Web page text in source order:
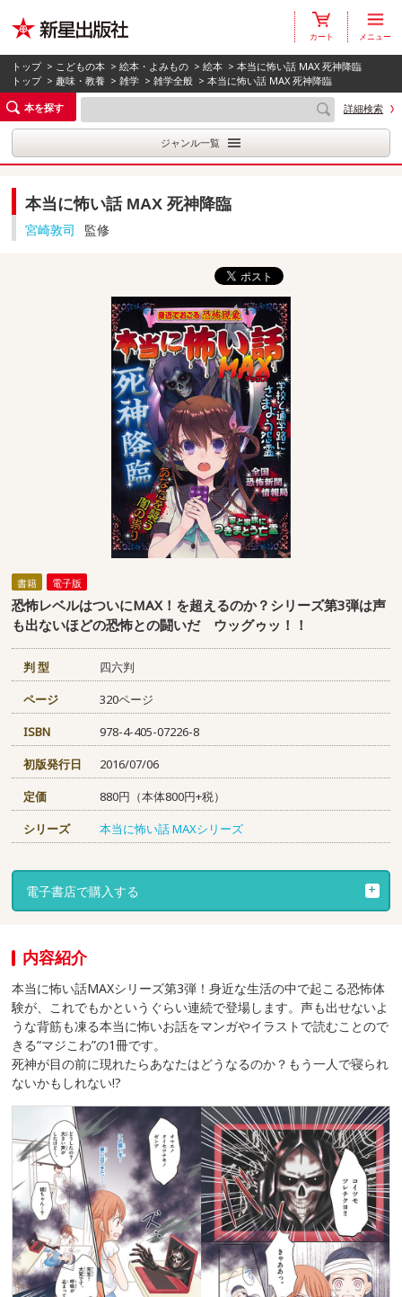
カート メニュー
トップ > こどもの本 >絵本・よみもの >絵本 > 本当に怖い話 MAX 死神降臨
トップ >趣味・教養 >雑学 >雑学全般 > 本当に怖い話 MAX 死神降臨
本を探す
詳細検索
ジャンル一覧
本当に怖い話 MAX 死神降臨
宮崎敦司 監修
書籍 電子版
恐怖レベルはついにMAX！を超えるのか？シリーズ第3弾は声
も出ないほどの恐怖との闘いだ ウッグゥッ！！
判 型
四六判
ページ
320ページ
ISBN
978-4-405-07226-8
初版発行日
2016/07/06
定価
880円（本体800円+税）
シリーズ
本当に怖い話 MAXシリーズ
電子書店で購入する
内容紹介
本当に怖い話MAXシリーズ第3弾！身近な生活の中で起こる恐怖体
験が、これでもかというぐらい連続で登場します。声も出せないよ
うな背筋も凍る本当に怖いお話をマンガやイラストで読むことので
きる“マジこわ”の1冊です。
死神が目の前に現れたらあなたはどうなるのか？もう一人で寝られ
ないかもしれない!?